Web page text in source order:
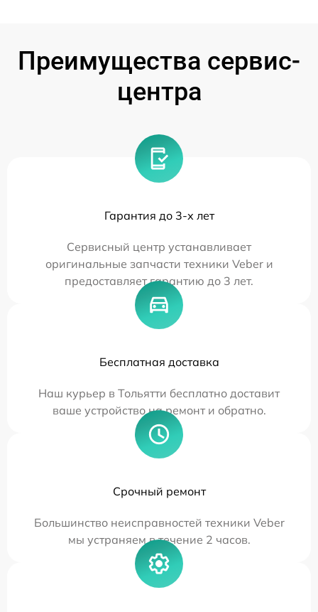
Преимущества сервис-
центра
Гарантия до 3-х лет
Сервисный центр устанавливает
оригинальные запчасти техники Veber и
предоставляет гарантию до 3 лет.
Бесплатная доставка
Наш курьер в Тольятти бесплатно доставит
ваше устройство на ремонт и обратно.
Срочный ремонт
Большинство неисправностей техники Veber
мы устраняем в течение 2 часов.